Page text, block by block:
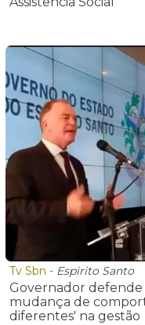
Tv Sbn - Espirito Santo
Governador defende
mudança de
diferentes' na gestão